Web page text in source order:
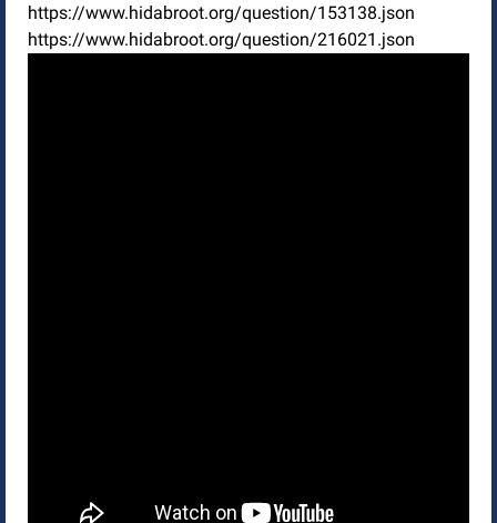
https://www.hidabroot.org/question/153138.json
https://www.hidabroot.org/question/216021.json